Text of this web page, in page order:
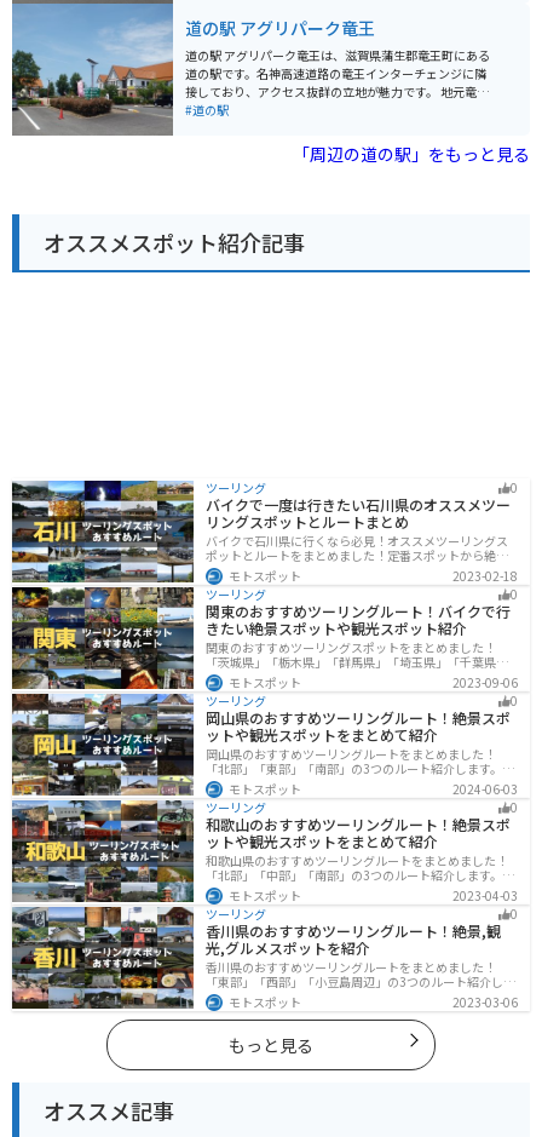
などの揚げ物は人気です。 バイクで訪れる場合、道の駅
には広い駐車場が完備されているので安心です。また、
周辺には、琵琶湖や比叡山など、ツーリングに最適なス
ポットがたくさんあります。竜王かがみの里は、ツーリ
ングの休憩場所としても最適な場所と言えるでしょう。
す。お土産には、地元産の果物を使ったジャムやジュー
道の駅 アグリパーク竜王
道の駅 アグリパーク竜王は、滋賀県蒲生郡竜王町にある
道の駅です。名神高速道路の竜王インターチェンジに隣
接しており、アクセス抜群の立地が魅力です。 地元竜王
町で採れた新鮮な野菜や果物が人気で、特に近江牛や地
ライブ中の食事にも最適です。 施設内には、近江牛が堪
能できるレストランや、地元産の食材を使った料理を提
の駅には広い駐車場が完備されているので安心です。ま
た、道の駅周辺には、三上山や希望が丘文化公園など、
自然豊かな観光スポットも点在しており、ツーリングの
#道の駅
「周辺の道の駅」をもっと見る
オススメスポット紹介記事
ツーリング 0
バイクで一度は行きたい石川県のオススメツー
リングスポットとルートまとめ
バイクで石川県に行くなら必見！オススメツーリングス
ポットとルートをまとめました！定番スポットから絶景
スポット、温泉、海、グルメなど様々なジャンルで楽し
めます。バイクで石川ツーリングに行こうと思っている
人は、参考にしてください。
モトスポット
2023-02-18
ツーリング
0
関東のおすすめツーリングルート！バイクで行
きたい絶景スポットや観光スポット紹介
関東のおすすめツーリングスポットをまとめました！
「茨城県」「栃木県」「群馬県」「埼玉県」「千葉県」
「東京都」「神奈川県」の各県の観光地紹介します。自
然豊かな山々や湖、温泉地が点在し、四季折々の景色を
楽しめるスポットが多数あります。バイクで関東にツー
リングに行く際は参考にしてください。
モトスポット
2023-09-06
ツーリング
0
岡山県のおすすめツーリングルート！絶景スポ
ットや観光スポットをまとめて紹介
岡山県のおすすめツーリングルートをまとめました！
「北部」「東部」「南部」の3つのルート紹介します。岡
山市や倉敷市など、歴史ある街並みも魅力的で、バイク
ツーリングに最適なスポットが多数あります。バイクで
岡山県にツーリングに行く際は参考にしてください。
モトスポット
2024-06-03
ツーリング
0
和歌山のおすすめツーリングルート！絶景スポ
ットや観光スポットをまとめて紹介
和歌山県のおすすめツーリングルートをまとめました！
「北部」「中部」「南部」の3つのルート紹介します。海
と山に囲まれた自然豊かなエリアが広がり、様々な楽し
み方ができます。バイクで和歌山県にツーリングに行く
際は参考にしてください。
モトスポット
2023-04-03
ツーリング
0
香川県のおすすめツーリングルート！絶景,観
光,グルメスポットを紹介
香川県のおすすめツーリングルートをまとめました！
「東部」「西部」「小豆島周辺」の3つのルート紹介しま
す。自然豊かな山から海、絶品グルメを満喫するツーリ
ングができます。バイクで香川県にツーリングに行く際
は参考にしてください。
モトスポット 2023-03-06
もっと見る
オススメ記事